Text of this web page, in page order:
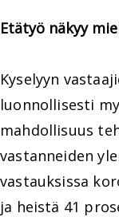
Etätyö näkyy
Kyselyyn
luonnollisesti
mahdollisuus
vastanneiden
vastauksissa
ja heistä 41